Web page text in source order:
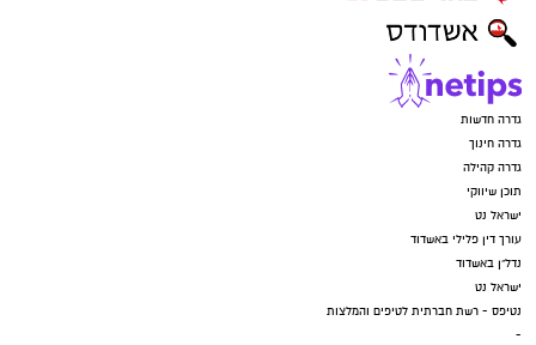
גדרה חדשות
גדרה חינוך
גדרה קהילה
תוכן שיווקי
ישראל נט
עורך דין פלילי באשדוד
נדל"ן באשדוד
ישראל נט
נטיפס - רשת חברתית לטיפים והמלצות
-